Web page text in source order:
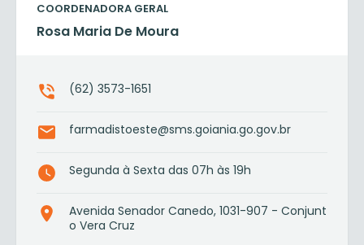
COORDENADORA GERAL
Rosa Maria De Moura
(62) 3573-1651
farmadistoeste@sms.goiania.go.gov.br
Segunda à Sexta das 07h às 19h
Avenida Senador Canedo, 1031-907 - Conjunt
o Vera Cruz